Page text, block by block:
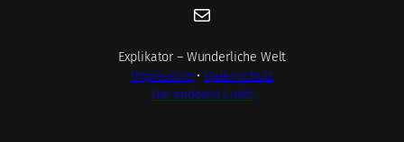
E-Mail
Explikator – Wunderliche Welt
Impressum • Datenschutz
Die anderen Links